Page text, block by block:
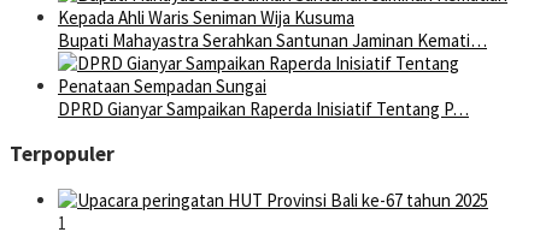
Bupati Mahayastra Serahkan Santunan Jaminan Kemati…
DPRD Gianyar Sampaikan Raperda Inisiatif Tentang P…
Terpopuler
1